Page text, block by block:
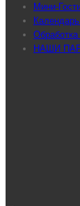
Мини-
НАШИ